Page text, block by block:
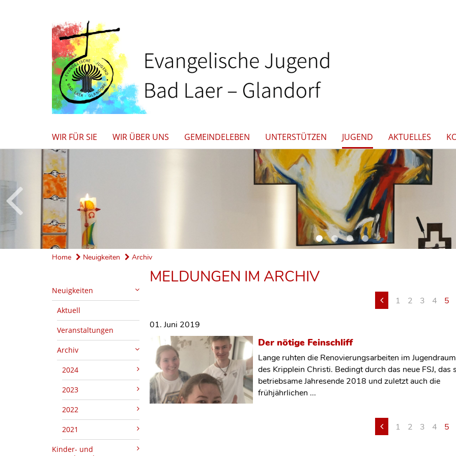
WIR FÜR SIE WIR ÜBER UNS GEMEINDELEBEN UNTERSTÜTZEN JUGEND AKTUELLES
Home Neuigkeiten Archiv
Neuigkeiten
Aktuell
Veranstaltungen
Archiv
2024
2023
2022
2021
Kinder- und
MELDUNGEN IM ARCHIV
1 2 3 4 5
01. Juni 2019
Der nötige Feinschliff
Lange ruhten die Renovierungsarbeiten im Jugendraum
des Kripplein Christi. Bedingt durch das neue FSJ, das
betriebsame Jahresende 2018 und zuletzt auch die
frühjährlichen ...
1 2 3 4 5